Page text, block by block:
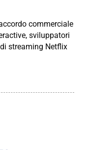
commerciale
sviluppatori
streaming Netflix